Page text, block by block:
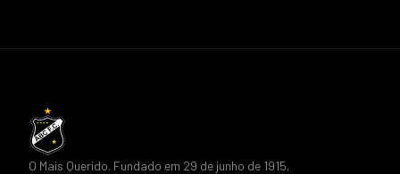
O Mais Querido. Fundado em 29 de junho de 1915,